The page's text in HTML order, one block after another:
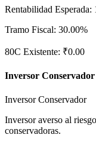
Rentabilidad Esperada:
Tramo Fiscal: 30.00%
80C Existente: ₹0.00
Inversor Conservador
Inversor Conservador
Inversor averso al
conservadoras.